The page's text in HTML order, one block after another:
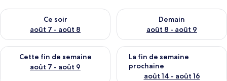
Ce soir
août 7 - août 8
Vérifier la disponibilité pour ce soir août 7 - août 8
Demain
août 8 - août 9
Vérifier la disponibilité pour
Cette fin de semaine
août 7 - août 9
Vérifier la disponibilité pour cette fin de semaine août 7 -
La fin de semaine
prochaine
août 14 - août 16
Vérifier la disponibilité pour